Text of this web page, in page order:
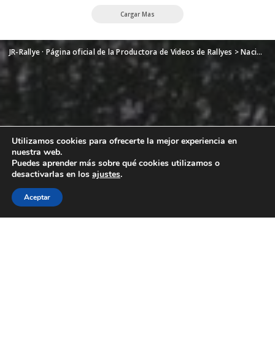
Cargar Mas
JR-Rallye · Página oficial de la Productora de Videos de Rallyes >Nacional
Utilizamos cookies para ofrecerte la mejor experiencia en
nuestra web.
Puedes aprender más sobre qué cookies utilizamos o
desactivarlas en los ajustes.
Aceptar